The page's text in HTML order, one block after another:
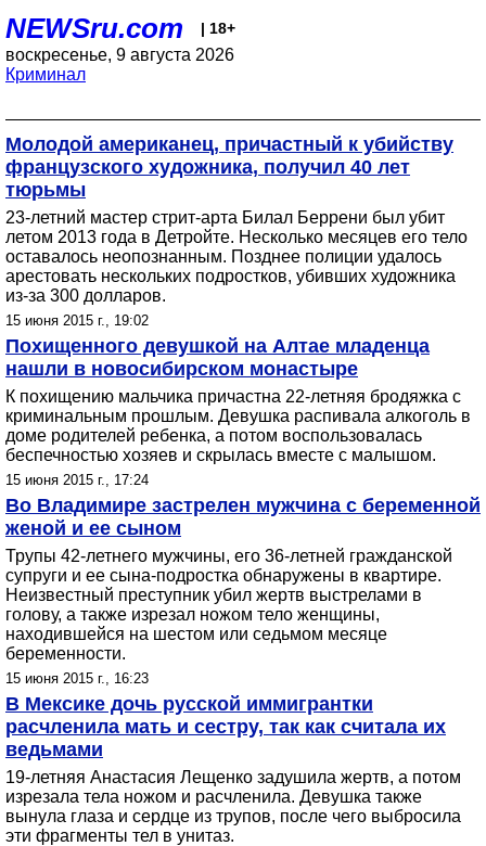
NEWSru.com | 18+
воскресенье, 9 августа 2026
Криминал
Молодой американец, причастный к убийству
французского художника, получил 40 лет
тюрьмы
23-летний мастер стрит-арта Билал Беррени был убит
летом 2013 года в Детройте. Несколько месяцев его тело
оставалось неопознанным. Позднее полиции удалось
арестовать нескольких подростков, убивших художника
из-за 300 долларов.
15 июня 2015 г., 19:02
Похищенного девушкой на Алтае младенца
нашли в новосибирском монастыре
К похищению мальчика причастна 22-летняя бродяжка с
криминальным прошлым. Девушка распивала алкоголь в
доме родителей ребенка, а потом воспользовалась
беспечностью хозяев и скрылась вместе с малышом.
15 июня 2015 г., 17:24
Во Владимире застрелен мужчина с беременной
женой и ее сыном
Трупы 42-летнего мужчины, его 36-летней гражданской
супруги и ее сына-подростка обнаружены в квартире.
Неизвестный преступник убил жертв выстрелами в
голову, а также изрезал ножом тело женщины,
находившейся на шестом или седьмом месяце
беременности.
15 июня 2015 г., 16:23
В Мексике дочь русской иммигрантки
расчленила мать и сестру, так как считала их
ведьмами
19-летняя Анастасия Лещенко задушила жертв, а потом
изрезала тела ножом и расчленила. Девушка также
вынула глаза и сердце из трупов, после чего выбросила
эти фрагменты тел в унитаз.